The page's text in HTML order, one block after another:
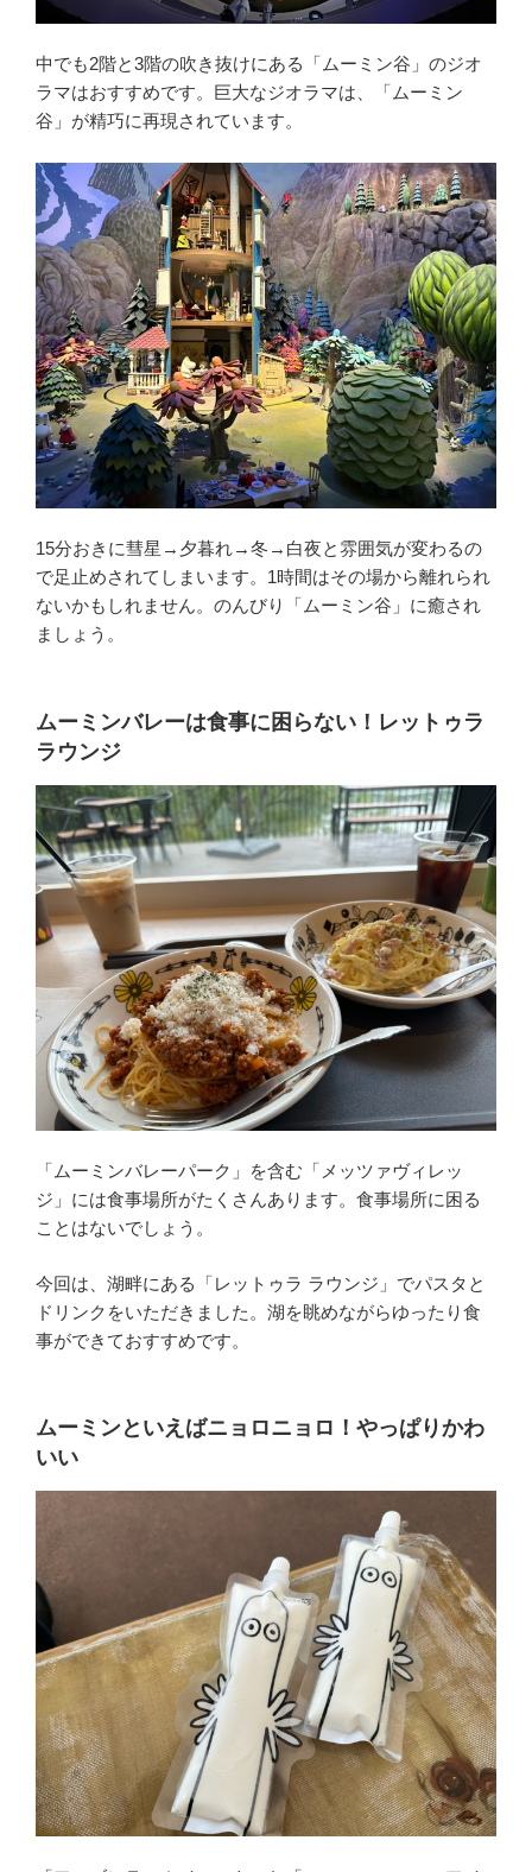
中でも2階と3階の吹き抜けにある「ムーミン谷」のジオ
ラマはおすすめです。巨大なジオラマは、「ムーミン
谷」が精巧に再現されています。
15分おきに彗星→夕暮れ→冬→白夜と雰囲気が変わるの
で足止めされてしまいます。1時間はその場から離れられ
ないかもしれません。のんびり「ムーミン谷」に癒され
ましょう。
ムーミンバレーは食事に困らない！レットゥラ
ラウンジ
「ムーミンバレーパーク」を含む「メッツァヴィレッ
ジ」には食事場所がたくさんあります。食事場所に困る
ことはないでしょう。
今回は、湖畔にある「レットゥラ ラウンジ」でパスタと
ドリンクをいただきました。湖を眺めながらゆったり食
事ができておすすめです。
ムーミンといえばニョロニョロ！やっぱりかわ
いい